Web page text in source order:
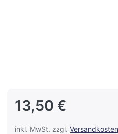
13,50 €
inkl. MwSt. zzgl. Versandkosten